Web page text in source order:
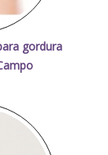
gordura